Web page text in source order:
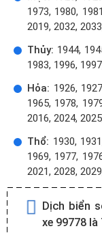
1973, 1980,
2019, 2032,
Thủy: 1944,
1983, 1996,
Hỏa: 1926,
1965, 1978,
2016, 2024,
Thổ: 1930,
1969, 1977,
2021, 2028,
Dịch biển
xe 99778 là